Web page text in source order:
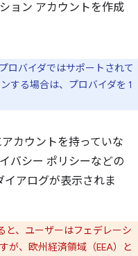
ョン アカウントを作成
ロバイダではサポートされて
する場合は、プロバイダを 1
カウントを持っていな
バシー ポリシーなどの
アログが表示されま
と、ユーザーはフェデレーシ
が、欧州経済領域（EEA）と